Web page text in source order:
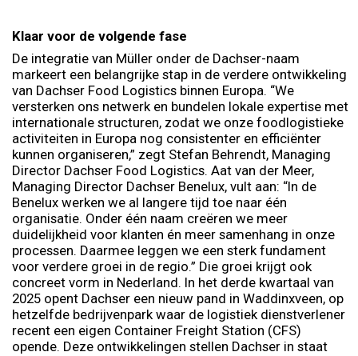
Klaar voor de volgende fase
De integratie van Müller onder de Dachser-naam
markeert een belangrijke stap in de verdere ontwikkeling
van Dachser Food Logistics binnen Europa. “We
versterken ons netwerk en bundelen lokale expertise met
internationale structuren, zodat we onze foodlogistieke
activiteiten in Europa nog consistenter en efficiënter
kunnen organiseren,” zegt Stefan Behrendt, Managing
Director Dachser Food Logistics. Aat van der Meer,
Managing Director Dachser Benelux, vult aan: “In de
Benelux werken we al langere tijd toe naar één
organisatie. Onder één naam creëren we meer
duidelijkheid voor klanten én meer samenhang in onze
processen. Daarmee leggen we een sterk fundament
voor verdere groei in de regio.” Die groei krijgt ook
concreet vorm in Nederland. In het derde kwartaal van
2025 opent Dachser een nieuw pand in Waddinxveen, op
hetzelfde bedrijvenpark waar de logistiek dienstverlener
recent een eigen Container Freight Station (CFS)
opende. Deze ontwikkelingen stellen Dachser in staat